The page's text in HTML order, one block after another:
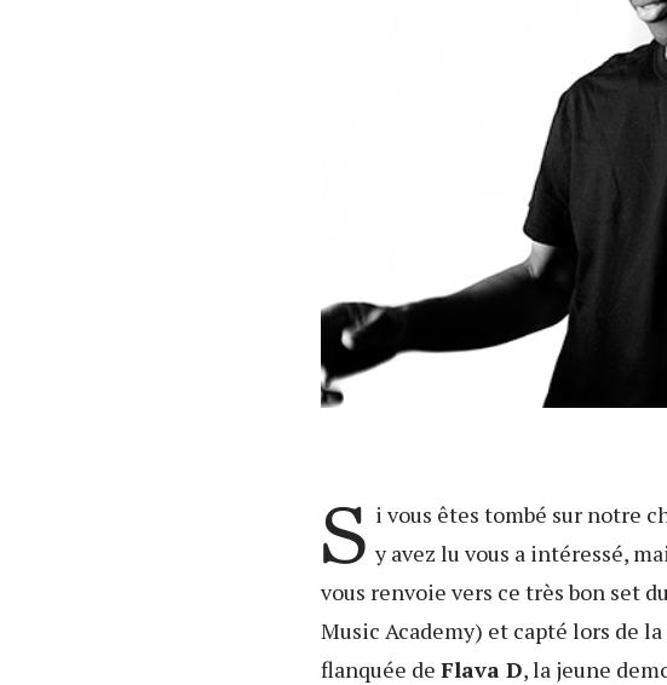
S i vous êtes tombé sur notre
y avez lu vous a intéressé,
vous renvoie vers ce très bon set
Music Academy) et capté lors de
flanquée de Flava D, la jeune